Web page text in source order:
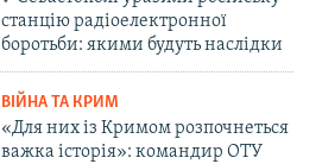
станцію радіоелектронної
боротьби: якими будуть наслідки
ВІЙНА ТА КРИМ
«Для них із Кримом розпочнеться
важка історія»: командир ОТУ